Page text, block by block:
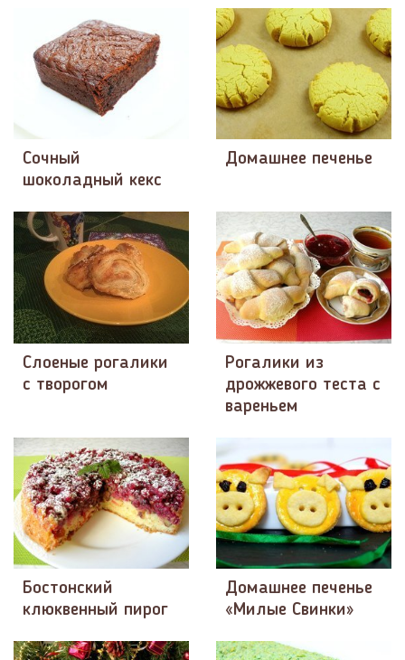
Сочный
шоколадный кекс
Домашнее печенье
Слоеные рогалики
с творогом
Рогалики из
дрожжевого теста с
вареньем
Бостонский
клюквенный пирог
Домашнее печенье
«Милые Свинки»